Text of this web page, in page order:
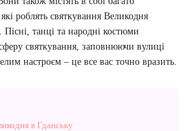
роблять святкування Великодня
Пісні, танці та народні костюми
святкування, заповнюючи вулиці
настроєм – це все вас точно вразить.
в Гданську